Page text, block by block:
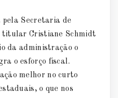
Secretaria de
titular Cristiane Schmidt
da administração o
o esforço fiscal.
melhor no curto
o que nos